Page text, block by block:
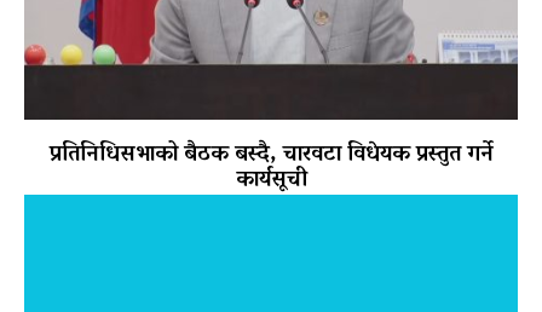
प्रतिनिधिसभाको बैठक बस्दै, चारवटा विधेयक प्रस्तुत गर्ने
कार्यसूची